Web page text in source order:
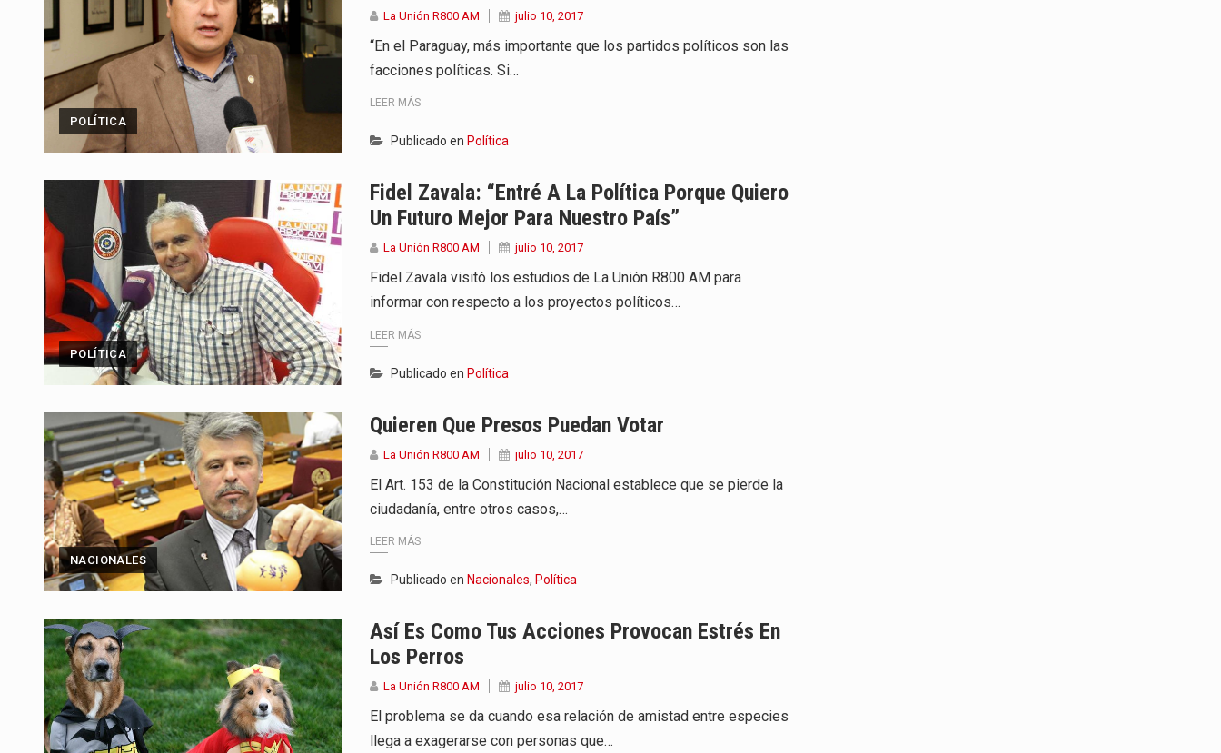
POLÍTICA
La Unión R800 AM julio 10, 2017
“En el Paraguay, más importante que los partidos políticos son las
facciones políticas. Si…
LEER MÁS
Publicado en Política
POLÍTICA
Fidel Zavala: “Entré A La Política Porque Quiero
Un Futuro Mejor Para Nuestro País”
La Unión R800 AM julio 10, 2017
Fidel Zavala visitó los estudios de La Unión R800 AM para
informar con respecto a los proyectos políticos…
LEER MÁS
Publicado en Política
NACIONALES
Quieren Que Presos Puedan Votar
La Unión R800 AM julio 10, 2017
El Art. 153 de la Constitución Nacional establece que se pierde la
ciudadanía, entre otros casos,…
LEER MÁS
Publicado en Nacionales, Política
Así Es Como Tus Acciones Provocan Estrés En
Los Perros
La Unión R800 AM julio 10, 2017
El problema se da cuando esa relación de amistad entre especies
llega a exagerarse con personas que…